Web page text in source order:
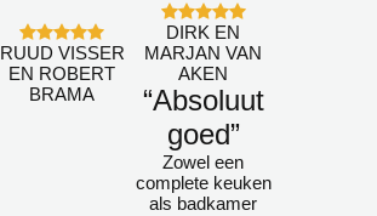
RUUD VISSER
EN ROBERT
BRAMA
DIRK EN
MARJAN VAN
AKEN
“Absoluut
goed”
Zowel een
complete keuken
als badkamer